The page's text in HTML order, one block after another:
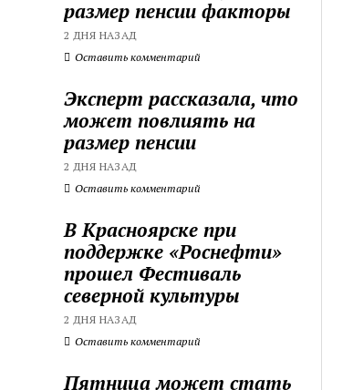
размер пенсии факторы
2 ДНЯ НАЗАД
Оставить комментарий
Эксперт рассказала, что
может повлиять на
размер пенсии
2 ДНЯ НАЗАД
Оставить комментарий
В Красноярске при
поддержке «Роснефти»
прошел Фестиваль
северной культуры
2 ДНЯ НАЗАД
Оставить комментарий
Пятница может стать